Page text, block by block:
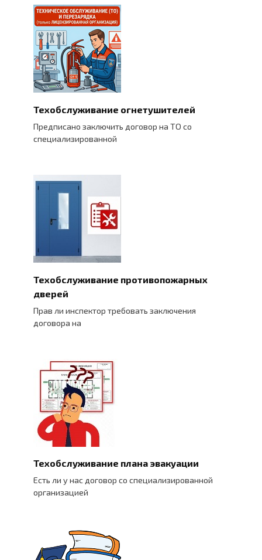
Техобслуживание огнетушителей
Предписано заключить договор на ТО со
специализированной
Техобслуживание противопожарных
дверей
Прав ли инспектор требовать заключения
договора на
Техобслуживание плана эвакуации
Есть ли у нас договор со специализированной
организацией